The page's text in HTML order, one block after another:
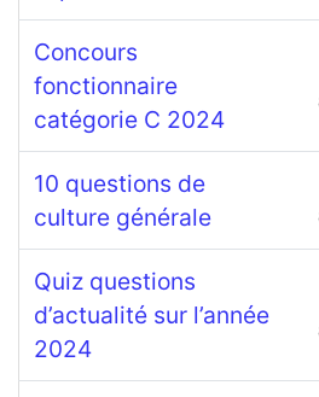
Concours
fonctionnaire
catégorie C 2024
10 questions de
culture générale
Quiz questions
d’actualité sur l’année
2024